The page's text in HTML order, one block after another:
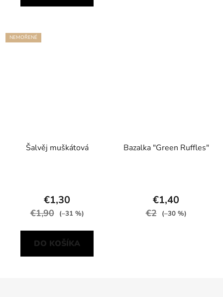
NEMOŘENÉ
Šalvěj muškátová
€1,30
€1,90 (–31 %)
DO KOŠÍKA
Bazalka "Green Ruffles"
€1,40
€2 (–30 %)